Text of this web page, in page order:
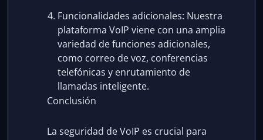
Funcionalidades adicionales: Nuestra
plataforma VoIP viene con una amplia
variedad de funciones adicionales,
como correo de voz, conferencias
telefónicas y enrutamiento de
llamadas inteligente.
Conclusión
La seguridad de VoIP es crucial para